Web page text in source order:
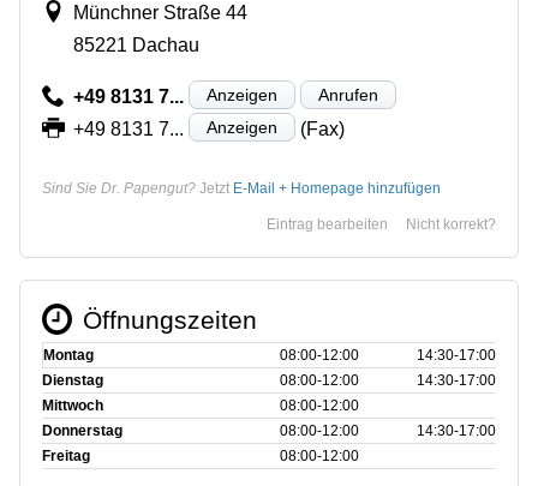
Münchner Straße 44
85221 Dachau
+49 8131 7... Anzeigen Anrufen
+49 8131 7... Anzeigen (Fax)
Sind Sie Dr. Papengut? Jetzt E-Mail + Homepage hinzufügen
Nicht korrekt?
Eintrag bearbeiten
Öffnungszeiten
Montag 08:00‑12:00
14:30‑17:00
Dienstag
08:00‑12:00
14:30‑17:00
Mittwoch
08:00‑12:00
Donnerstag
08:00‑12:00
14:30‑17:00
Freitag
08:00‑12:00